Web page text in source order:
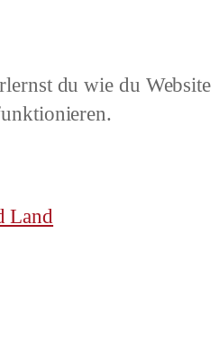
du wie du Website
Land